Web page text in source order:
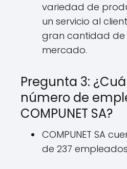
variedad de
un servicio al
gran cantidad de
mercado.
Pregunta 3:
número de
COMPUNET SA?
COMPUNET SA
de 237